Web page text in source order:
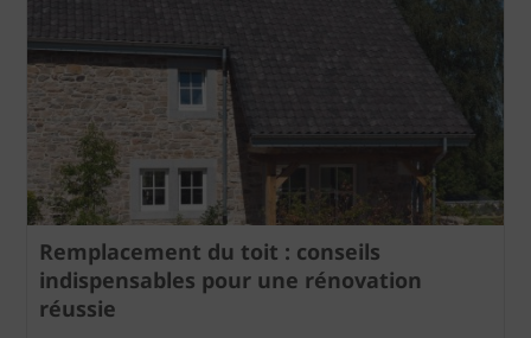
Remplacement du toit : conseils
indispensables pour une rénovation
réussie